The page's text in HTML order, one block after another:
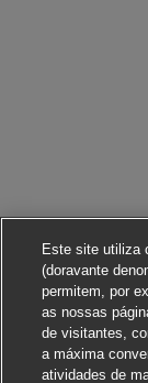
Este site utiliza
(doravante
permitem, por
as nossas
de visitantes,
a máxima
atividades de